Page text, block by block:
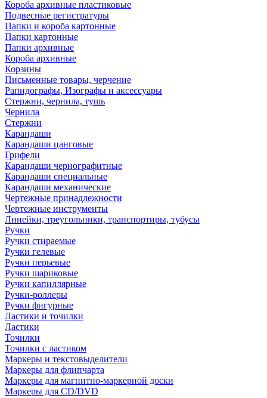
Короба архивные пластиковые
Подвесные регистратуры
Папки и короба картонные
Папки картонные
Папки архивные
Короба архивные
Корзины
Письменные товары, черчение
Рапидографы, Изографы и аксессуары
Стержни, чернила, тушь
Чернила
Стержни
Карандаши
Карандаши цанговые
Грифели
Карандаши чернографитные
Карандаши специальные
Карандаши механические
Чертежные принадлежности
Чертежные инструменты
Линейки, треугольники, транспортиры, тубусы
Ручки
Ручки стираемые
Ручки гелевые
Ручки перьевые
Ручки шариковые
Ручки капиллярные
Ручки-роллеры
Ручки фигурные
Ластики и точилки
Ластики
Точилки
Точилки с ластиком
Маркеры и текстовыделители
Маркеры для флипчарта
Маркеры для магнитно-маркерной доски
Маркеры для CD/DVD